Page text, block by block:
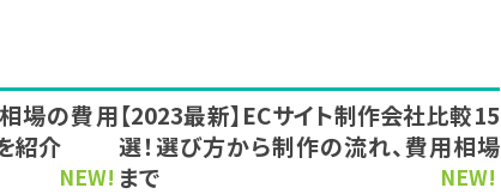
場の費用
紹介
NEW!
【2023最新】ECサイト制作会社比較15
選！選び方から制作の流れ、費用相場
まで
NEW!